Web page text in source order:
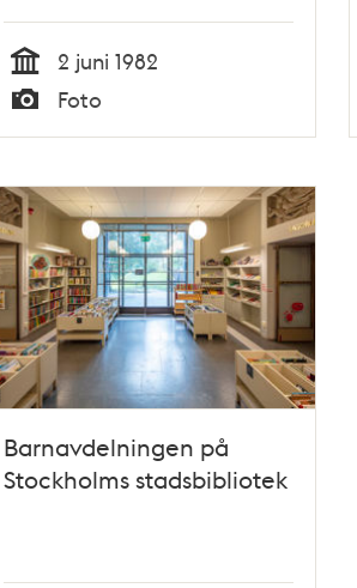
Tid
2 juni 1982
Typ
Foto
Barnavdelningen på
Stockholms stadsbibliotek